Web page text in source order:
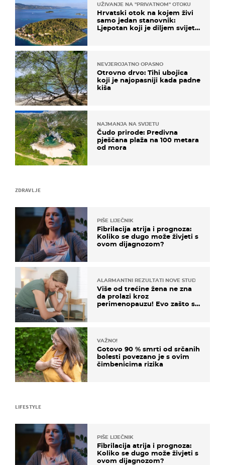
ZDRAVLJE
PIŠE LIJEČNIK
Fibrilacija atrija i prognoza:
Koliko se dugo može živjeti s
ovom dijagnozom?
ALARMANTNI REZULTATI NOVE STUDIJE
Više od trećine žena ne zna
da prolazi kroz
perimenopauzu! Evo zašto su
VAŽNO!
Gotovo 90 % smrti od srčanih
bolesti povezano je s ovim
čimbenicima rizika
UŽIVANJE NA "PRIVATNOM" OTOKU
Hrvatski otok na kojem živi
samo jedan stanovnik:
Ljepotan koji je diljem svijeta
NEVJEROJATNO OPASNO
Otrovno drvo: Tihi ubojica
koji je najopasniji kada padne
kiša
NAJMANJA NA SVIJETU
Čudo prirode: Predivna
pješčana plaža na 100 metara
od mora
LIFESTYLE
PIŠE LIJEČNIK
Fibrilacija atrija i prognoza:
Koliko se dugo može živjeti s
ovom dijagnozom?